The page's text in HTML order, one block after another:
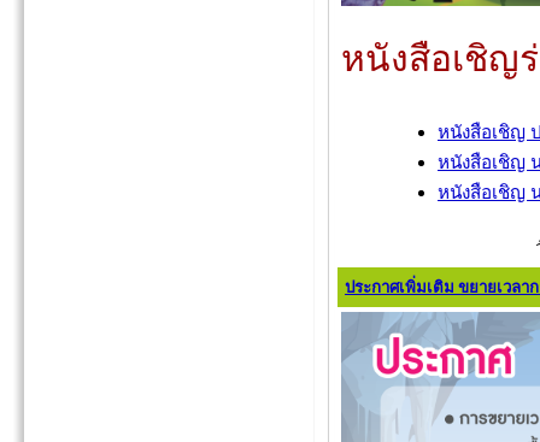
หนังสือเชิญ
หนังสือเชิญ
หนังสือเชิญ
หนังสือเชิญ
ประกาศเพิ่มเติม ขยายเวลา